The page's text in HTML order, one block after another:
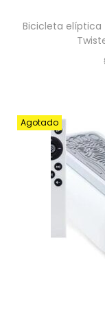
Bicicleta elíptica
Agotado